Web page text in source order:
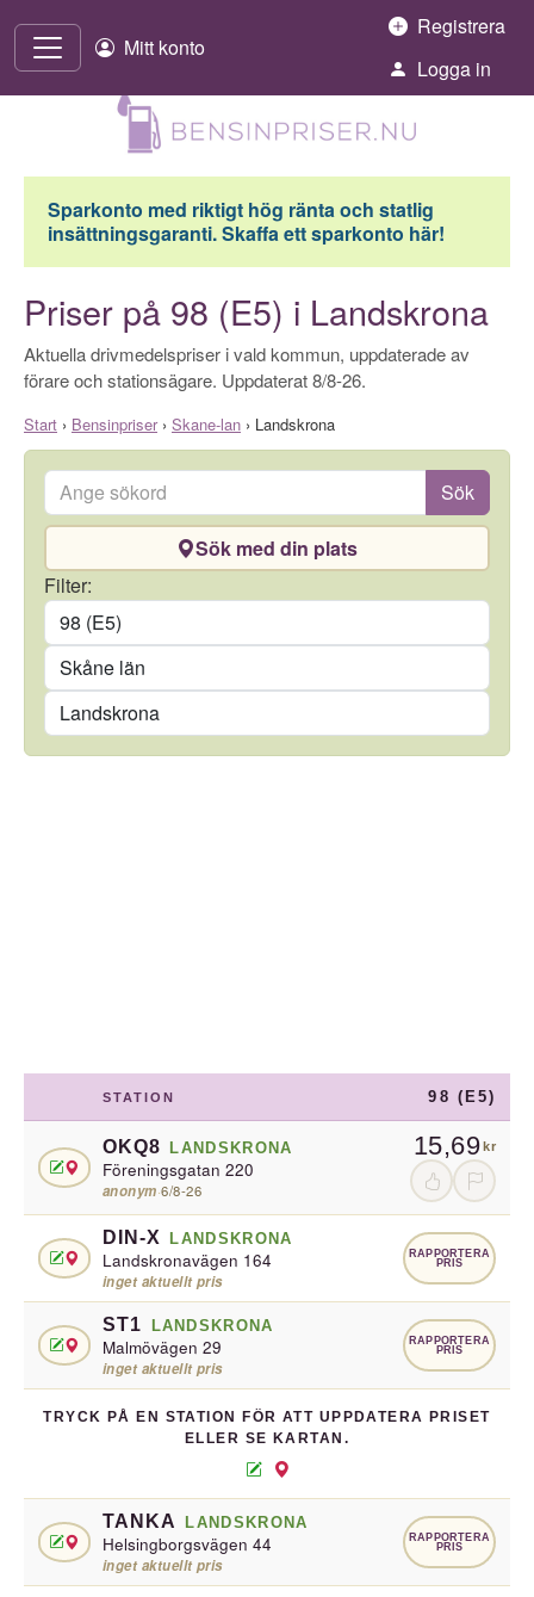
Mitt konto
Registrera
Logga in
Sparkonto med riktigt hög ränta och statlig
insättningsgaranti. Skaffa ett sparkonto här!
Priser på 98 (E5) i Landskrona
Aktuella drivmedelspriser i vald kommun, uppdaterade av
förare och stationsägare. Uppdaterat 8/8-26.
Start › Bensinpriser› Skane-lan › Landskrona
Ange sökord Sök
Sök med din plats
Filter:
Län
Kommun
STATION 98 (E5)
OKQ8 LANDSKRONA
Föreningsgatan 220
anonym·6/8-26
15,69kr
DIN-X LANDSKRONA
Landskronavägen 164
inget aktuellt pris
RAPPORTERA
PRIS
ST1 LANDSKRONA
Malmövägen 29
inget aktuellt pris
RAPPORTERA
PRIS
TRYCK PÅ EN STATION FÖR ATT UPPDATERA PRISET
ELLER SE KARTAN.
TANKA LANDSKRONA
Helsingborgsvägen 44
inget aktuellt pris
RAPPORTERA
PRIS